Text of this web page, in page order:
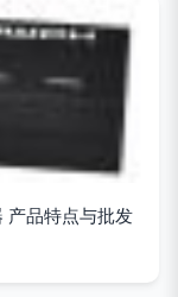
产品特点与批发